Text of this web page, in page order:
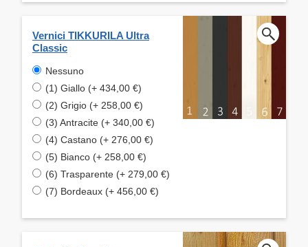
Vernici TIKKURILA Ultra
Classic
Nessuno
(1) Giallo (+ 434,00 €)
(2) Grigio (+ 258,00 €)
(3) Antracite (+ 340,00 €)
(4) Castano (+ 276,00 €)
(5) Bianco (+ 258,00 €)
(6) Trasparente (+ 279,00 €)
(7) Bordeaux (+ 456,00 €)